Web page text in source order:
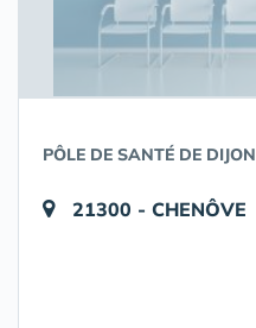
PÔLE DE SANTÉ DE DIJON
21300 - CHENÔVE